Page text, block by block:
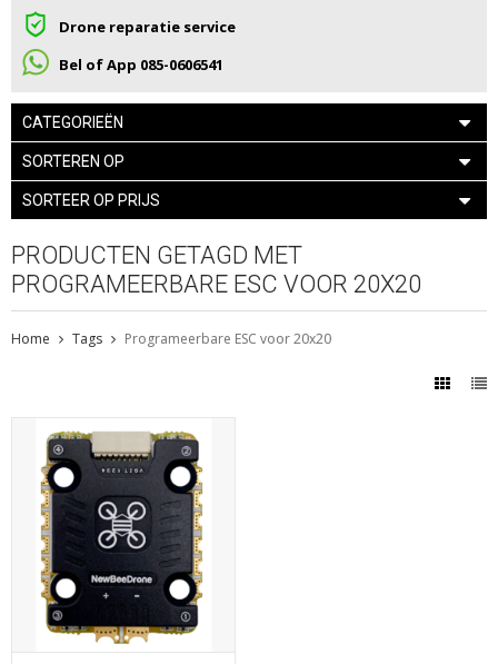
Drone reparatie service
Bel of App 085-0606541
CATEGORIEËN
SORTEREN OP
SORTEER OP PRIJS
PRODUCTEN GETAGD MET
PROGRAMEERBARE ESC VOOR 20X20
Home Tags Programeerbare ESC voor 20x20